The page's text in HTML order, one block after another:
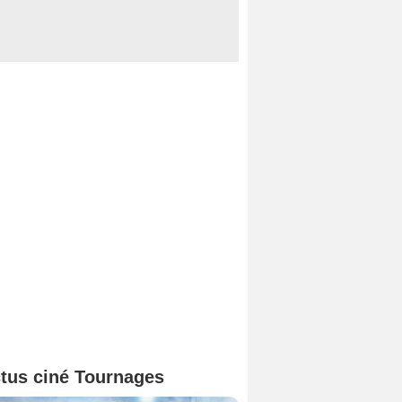
ciné Tournages